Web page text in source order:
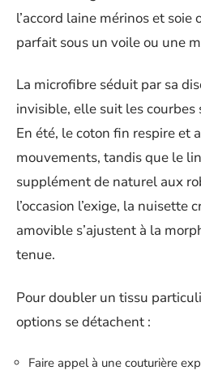
l’accord laine mérinos et
parfait sous un voile ou une
La microfibre séduit par sa
invisible, elle suit les courbes
En été, le coton fin respire et
mouvements, tandis que le
supplément de naturel aux
l’occasion l’exige, la nuisette
amovible s’ajustent à la
tenue.
Pour doubler un tissu
options se détachent :
Faire appel à une couturière